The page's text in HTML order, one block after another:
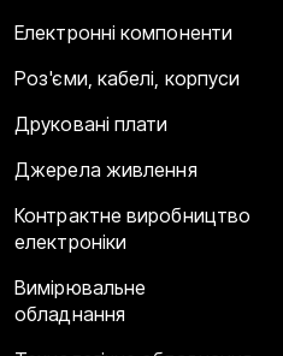
Електронні компоненти
Роз'єми, кабелі, корпуси
Друковані плати
Джерела живлення
Контрактне виробництво
електроніки
Вимірювальне
обладнання